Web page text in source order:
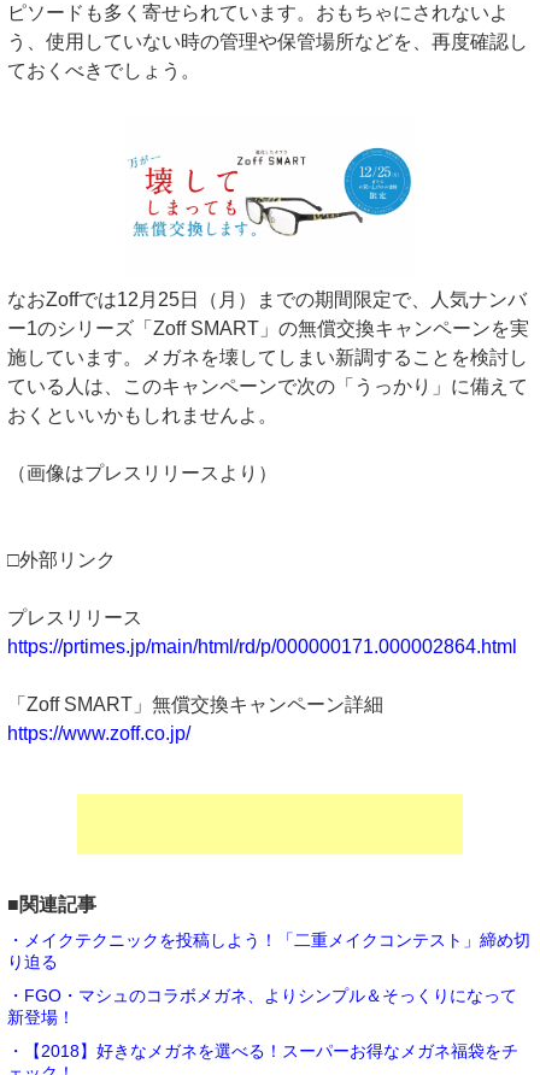
ピソードも多く寄せられています。おもちゃにされないよ
う、使用していない時の管理や保管場所などを、再度確認し
ておくべきでしょう。
なおZoffでは12月25日（月）までの期間限定で、人気ナンバ
ー1のシリーズ「Zoff SMART」の無償交換キャンペーンを実
施しています。メガネを壊してしまい新調することを検討し
ている人は、このキャンペーンで次の「うっかり」に備えて
おくといいかもしれませんよ。
（画像はプレスリリースより）
□外部リンク
プレスリリース
https://prtimes.jp/main/html/rd/p/000000171.000002864.html
「Zoff SMART」無償交換キャンペーン詳細
https://www.zoff.co.jp/
■関連記事
・メイクテクニックを投稿しよう！「二重メイクコンテスト」締め切
り迫る
・FGO・マシュのコラボメガネ、よりシンプル＆そっくりになって
新登場！
・【2018】好きなメガネを選べる！スーパーお得なメガネ福袋をチ